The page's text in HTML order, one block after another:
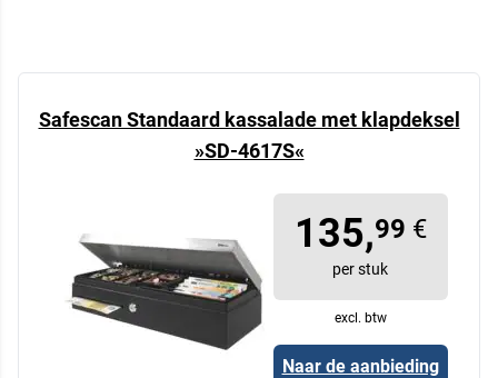
Safescan Standaard kassalade met klapdeksel
»SD-4617S«
135,99 €
per stuk
excl. btw
Naar de aanbieding